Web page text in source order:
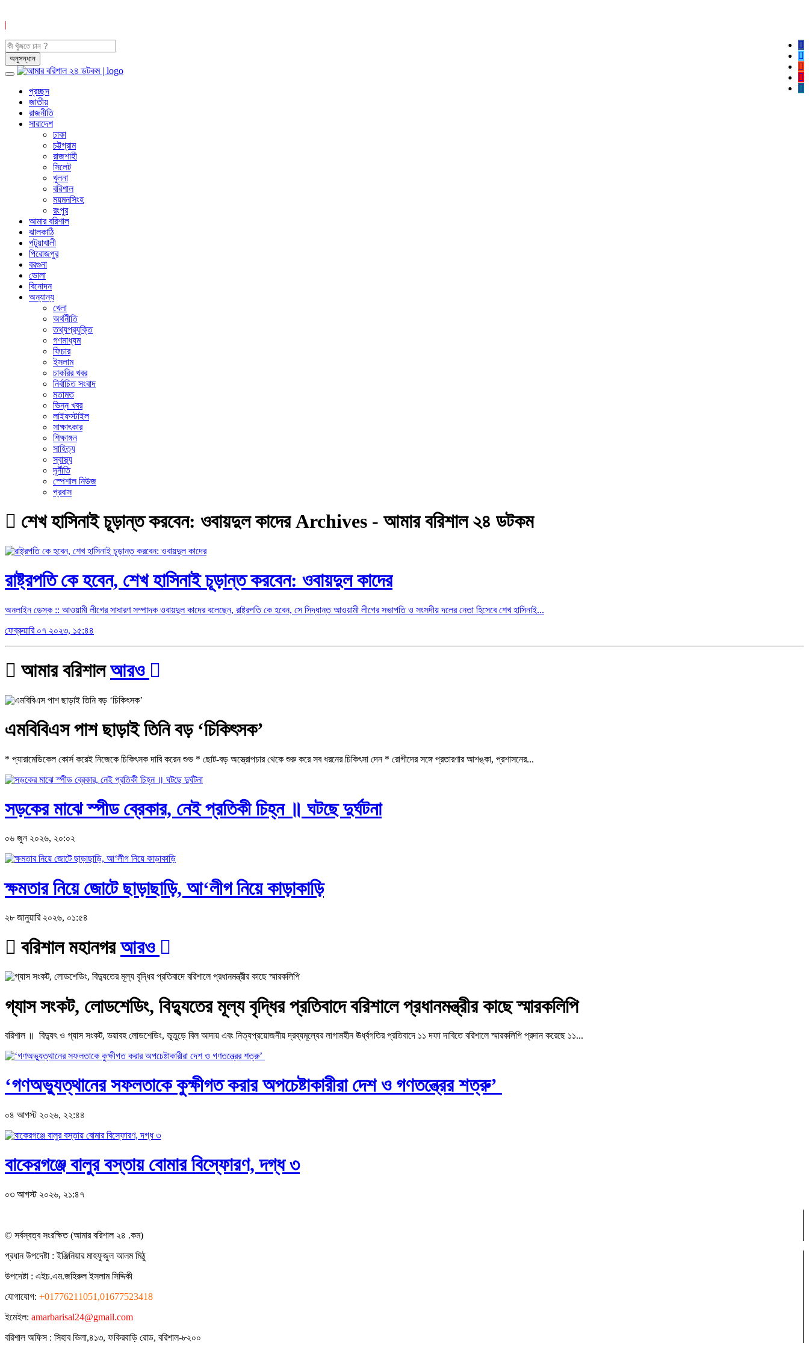
|
প্রচ্ছদ
জাতীয়
রাজনীতি
সারাদেশ
ঢাকা
চট্টগ্রাম
রাজশাহী
সিলেট
খুলনা
বরিশাল
ময়মনসিংহ
রংপুর
আমার বরিশাল
ঝালকাঠি
পটুয়াখালী
পিরোজপুর
বরগুনা
ভোলা
বিনোদন
অন্যান্য
খেলা
অর্থনীতি
তথ্যপ্রযুক্তি
গণমাধ্যম
ফিচার
ইসলাম
চাকরির খবর
নির্বাচিত সংবাদ
মতামত
ভিন্ন খবর
লাইফস্টাইল
সাক্ষাৎকার
শিক্ষাঙ্গন
সাহিত্য
স্বাস্থ্য
দূর্নীতি
স্পেশাল নিউজ
প্রবাস
শেখ হাসিনাই চূড়ান্ত করবেন: ওবায়দুল কাদের Archives - আমার বরিশাল ২৪ ডটকম
রাষ্ট্রপতি কে হবেন, শেখ হাসিনাই চূড়ান্ত করবেন: ওবায়দুল কাদের
অনলাইন ডেস্ক :: আওয়ামী লীগের সাধারণ সম্পাদক ওবায়দুল কাদের বলেছেন, রাষ্ট্রপতি কে হবেন, সে সিদ্ধান্ত আওয়ামী লীগের সভাপতি ও সংসদীয় দলের নেতা হিসেবে শেখ হাসিনাই...
ফেব্রুয়ারি ০৭ ২০২৩, ১৫:৪৪
আমার বরিশালআরও
এমবিবিএস পাশ ছাড়াই তিনি বড় ‘চিকিৎসক’
* প্যারামেডিকেল কোর্স করেই নিজেকে চিকিৎসক দাবি করেন শুভ * ছোট-বড় অস্ত্রোপচার থেকে শুরু করে সব ধরনের চিকিৎসা দেন * রোগীদের সঙ্গে প্রতারণার আশঙ্কা, প্রশাসনের...
সড়কের মাঝে স্পীড ব্রেকার, নেই প্রতিকী চিহ্ন ॥ ঘটছে দুর্ঘটনা
০৬ জুন ২০২৬, ২০:০২
ক্ষমতার নিয়ে জোটে ছাড়াছাড়ি, আ‘লীগ নিয়ে কাড়াকাড়ি
২৮ জানুয়ারি ২০২৬, ০১:৫৪
বরিশাল মহানগরআরও
গ্যাস সংকট, লোডশেডিং, বিদ্যুতের মূল্য বৃদ্ধির প্রতিবাদে বরিশালে প্রধানমন্ত্রীর কাছে স্মারকলিপি
বরিশাল ॥ বিদ্যুৎ ও গ্যাস সংকট, ভয়াবহ লোডশেডিং, ভূতুড়ে বিল আদায় এবং নিত্যপ্রয়োজনীয় দ্রব্যমূল্যের লাগামহীন ঊর্ধ্বগতির প্রতিবাদে ১১ দফা দাবিতে বরিশালে স্মারকলিপি প্রদান করেছে ১১...
‘গণঅভ্যুত্থানের সফলতাকে কুক্ষীগত করার অপচেষ্টাকারীরা দেশ ও গণতন্ত্রের শত্রু’
০৪ আগস্ট ২০২৬, ২২:৪৪
বাকেরগঞ্জে বালুর বস্তায় বোমার বিস্ফোরণ, দগ্ধ ৩
০৩ আগস্ট ২০২৬, ২১:৪৭
© সর্বস্বত্ব সংরক্ষিত (আমার বরিশাল ২৪ .কম)
প্রধান ‍উপদেষ্টা : ‍ইঞ্জিনিয়ার মাহফুজুল আলম মিঠু
উপদেষ্টা : এইচ.এম.জহিরুল ইসলাম সিদ্দিকী
যোগাযোগ: +01776211051,01677523418
ইমেইল: amarbarisal24@gmail.com
বরিশাল অফিস : সিহাব ভিলা,৪১৩, ফকিরবাড়ি রোড, বরিশাল-৮২০০